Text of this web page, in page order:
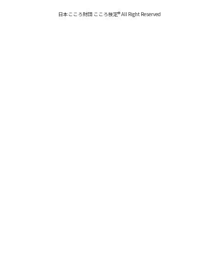
日本こころ財団 こころ検定® All Right Reserved